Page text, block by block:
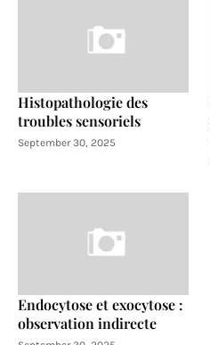
Histopathologie des
troubles sensoriels
September 30, 2025
Endocytose et exocytose :
observation indirecte